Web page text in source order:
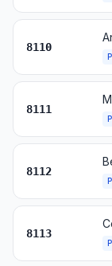
8110
8111
8112
8113